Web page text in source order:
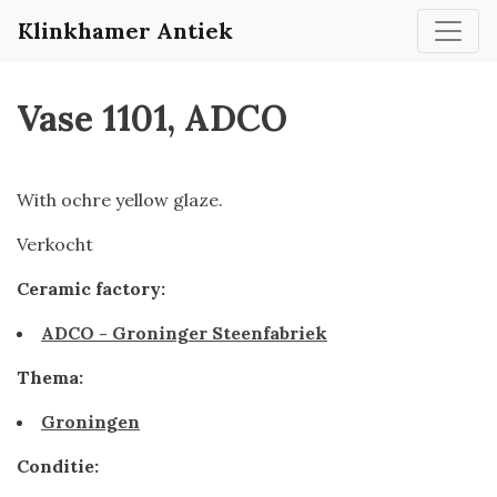
Klinkhamer Antiek
Vase 1101, ADCO
With ochre yellow glaze.
Verkocht
Ceramic factory:
ADCO - Groninger Steenfabriek
Thema:
Groningen
Conditie: